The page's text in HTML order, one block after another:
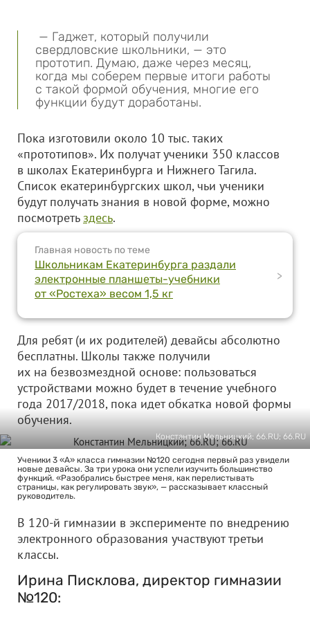
— Гаджет, который получили
свердловские школьники, — это
прототип. Думаю, даже через месяц,
когда мы соберем первые итоги работы
с такой формой обучения, многие его
функции будут доработаны.
Пока изготовили около 10 тыс. таких
«прототипов». Их получат ученики 350 классов
в школах Екатеринбурга и Нижнего Тагила.
Список екатеринбургских школ, чьи ученики
будут получать знания в новой форме, можно
посмотретьздесь.
Главная новость по теме
Школьникам Екатеринбурга раздали
электронные планшеты-учебники
от «Ростеха» весом 1,5 кг
>
Для ребят (и их родителей) девайсы абсолютно
бесплатны. Школы также получили
их на безвозмездной основе: пользоваться
устройствами можно будет в течение учебного
года 2017/2018, пока идет обкатка новой формы
обучения.
Константин Мельницкий; 66.RU; 66.RU
Ученики 3 «А» класса гимназии №120 сегодня первый раз увидели
новые девайсы. За три урока они успели изучить большинство
функций. «Разобрались быстрее меня, как перелистывать
страницы, как регулировать звук», — рассказывает классный
руководитель.
В 120-й гимназии в эксперименте по внедрению
электронного образования участвуют третьи
классы.
Ирина Писклова, директор гимназии
№120: